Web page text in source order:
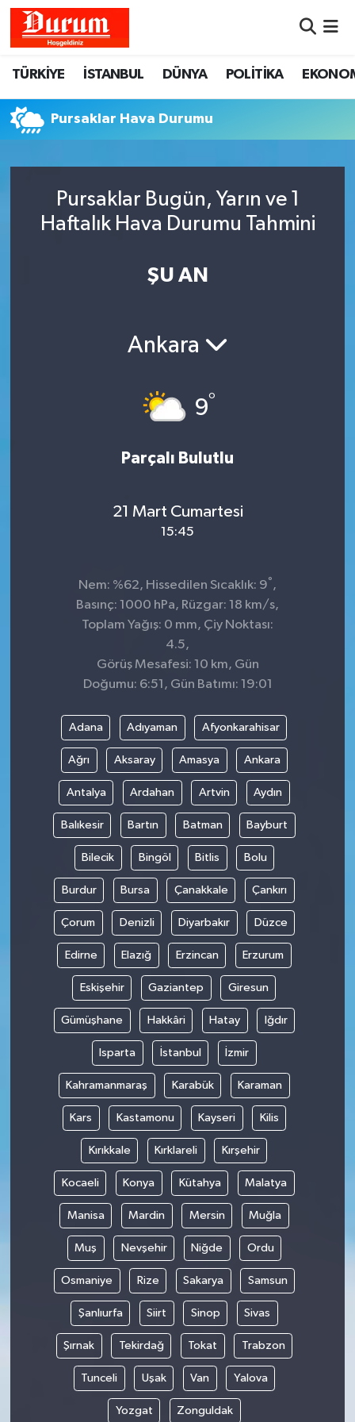
TÜRKİYE İSTANBUL DÜNYA POLİTİKA
Pursaklar Hava Durumu
Pursaklar Bugün, Yarın ve 1
Haftalık Hava Durumu Tahmini
ŞU AN
Ankara
9°
Parçalı Bulutlu
21 Mart Cumartesi
15:45
Nem: %62, Hissedilen Sıcaklık: 9° ,
Basınç: 1000 hPa, Rüzgar: 18 km/s,
Toplam Yağış: 0 mm, Çiy Noktası:
4.5,
Görüş Mesafesi: 10 km, Gün
Doğumu: 6:51, Gün Batımı: 19:01
Adana Adıyaman Afyonkarahisar
Ağrı Aksaray Amasya Ankara
Antalya Ardahan Artvin Aydın
Balıkesir Bartın Batman Bayburt
Bilecik Bingöl Bitlis Bolu
Burdur Bursa Çanakkale Çankırı
Çorum Denizli Diyarbakır Düzce
Edirne Elazığ Erzincan Erzurum
Eskişehir Gaziantep Giresun
Gümüşhane Hakkâri Hatay Iğdır
Isparta İstanbul İzmir
Kahramanmaraş Karabük Karaman
Kars Kastamonu Kayseri Kilis
Kırıkkale Kırklareli Kırşehir
Kocaeli Konya Kütahya Malatya
Manisa Mardin Mersin Muğla
Muş Nevşehir Niğde Ordu
Osmaniye Rize Sakarya Samsun
Şanlıurfa Siirt Sinop Sivas
Şırnak Tekirdağ Tokat Trabzon
Tunceli Uşak Van Yalova
Yozgat Zonguldak
Hava Durumu
Namaz Vakitleri
Süper Lig Puan Durumu ve Fikstür